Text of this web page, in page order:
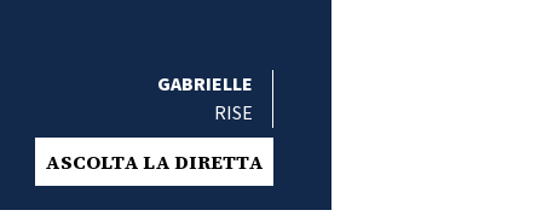
GABRIELLE
RISE
ASCOLTA LA DIRETTA